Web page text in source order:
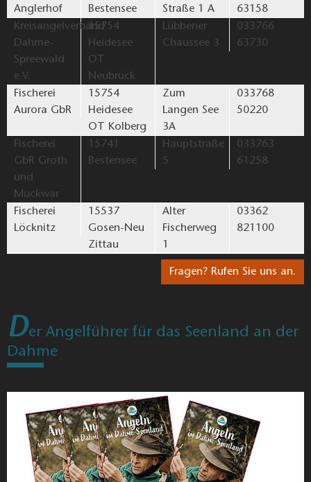
5
Krüpelsee (Angelgewässer)
6
Mielitzsee (Angelgewässer)
Schwerin, Dahme-Seenland
1 13 >>